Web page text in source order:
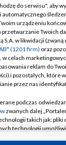
TVP
TVP
Cyfrowa
Regulamin TVP
Polityka
Moje zgody
Pomoc
Kontakt
Kanały
do serwisu", aby
urządzeniu
Twoich
S.A. w likwidacji (zwaną
(1201 firm) oraz
, w celach
reklam do
i pozostałych, które
przez nas
podczas
zwanych dalej
takich jak:
technologii